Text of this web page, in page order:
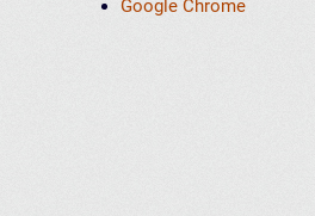
Google Chrome